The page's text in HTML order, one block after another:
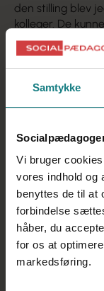
Samtykke
Vi bruger
vores indhold og
benyttes de til at
forbindelse
håber, du
for os at
markedsføring.
den stilling blev
kolleger. De
selv tør tage
vil. Der er nogle,
selv arbejde for
forestillet mig,
slutter her.
2017
unge